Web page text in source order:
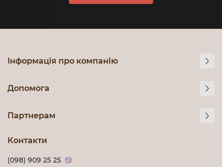
Інформація про компанію
Допомога
Партнерам
Контакти
(098) 909 25 25